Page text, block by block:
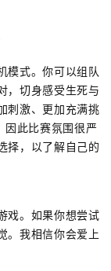
模式。你可以组队
，切身感受生死与
刺激、更加充满挑
因此比赛氛围很严
择，以了解自己的
戏。如果你想尝试
。我相信你会爱上